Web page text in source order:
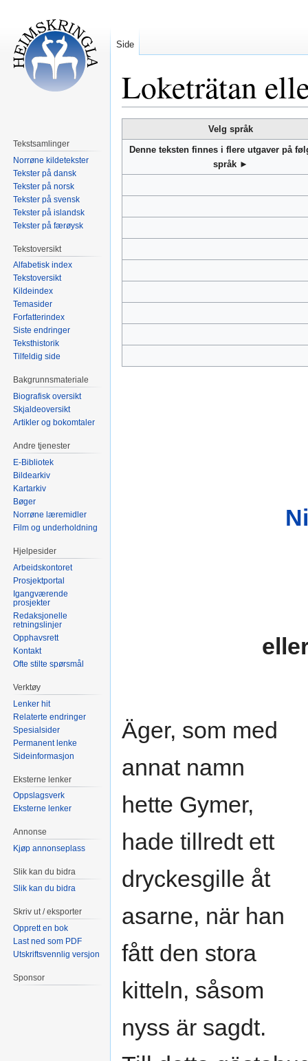
Loketrätan
til
navigering
til
søk
Velg språk
Denne teksten finnes i flere utgaver på
språk ►
Äger, som med
annat namn
hette Gymer,
hade tillredt ett
dryckesgille åt
asarne, när han
fått den stora
kitteln, såsom
nyss är sagdt.
Side
Tekstsamlinger
Norrøne kildetekster
Tekster på dansk
Tekster på norsk
Tekster på svensk
Tekster på islandsk
Tekster på færøysk
Tekstoversikt
Alfabetisk index
Tekstoversikt
Kildeindex
Temasider
Forfatterindex
Siste endringer
Teksthistorik
Tilfeldig side
Bakgrunnsmateriale
Biografisk oversikt
Skjaldeoversikt
Artikler og bokomtaler
Andre tjenester
E-Bibliotek
Bildearkiv
Kartarkiv
Bøger
Norrøne læremidler
Film og underholdning
Hjelpesider
Arbeidskontoret
Prosjektportal
Igangværende
prosjekter
Redaksjonelle
retningslinjer
Opphavsrett
Kontakt
Ofte stilte spørsmål
Verktøy
Lenker hit
Relaterte endringer
Spesialsider
Permanent lenke
Sideinformasjon
Eksterne lenker
Oppslagsverk
Eksterne lenker
Annonse
Kjøp annonseplass
Slik kan du bidra
Slik kan du bidra
Skriv ut / eksporter
Opprett en bok
Last ned som PDF
Utskriftsvennlig versjon
Sponsor